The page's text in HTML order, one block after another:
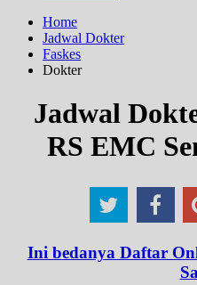
Home
Jadwal Dokter
Faskes
Dokter
Jadwal
RS EMC
Ini bedanya Daftar